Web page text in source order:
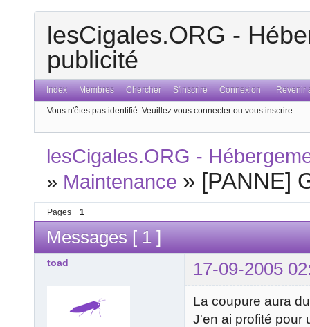
lesCigales.ORG -
publicité
Index Membres Chercher S'inscrire Connexion Revenir
Vous n'êtes pas identifié. Veuillez vous connecter ou vous inscrire.
lesCigales.ORG -
» Maintenance » [PANNE]
Pages 1
Messages [ 1 ]
toad 17-09-2005
La coupure aura
J'en ai profité pour